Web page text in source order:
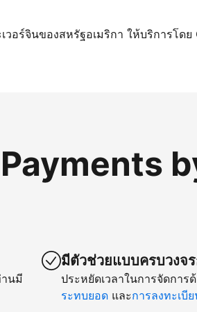
อร์จินของสหรัฐอเมริกา ให้บริการโดย
นมี
มีตัวช่วยแบบครบวงจ
ประหยัดเวลาในการจัดการ
ระทบยอด และการลงทะเบี